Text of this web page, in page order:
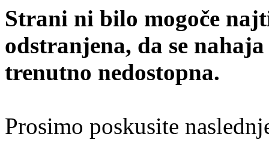
Strani ni bilo mogoče
odstranjena, da se
trenutno nedostopna.
Prosimo poskusite